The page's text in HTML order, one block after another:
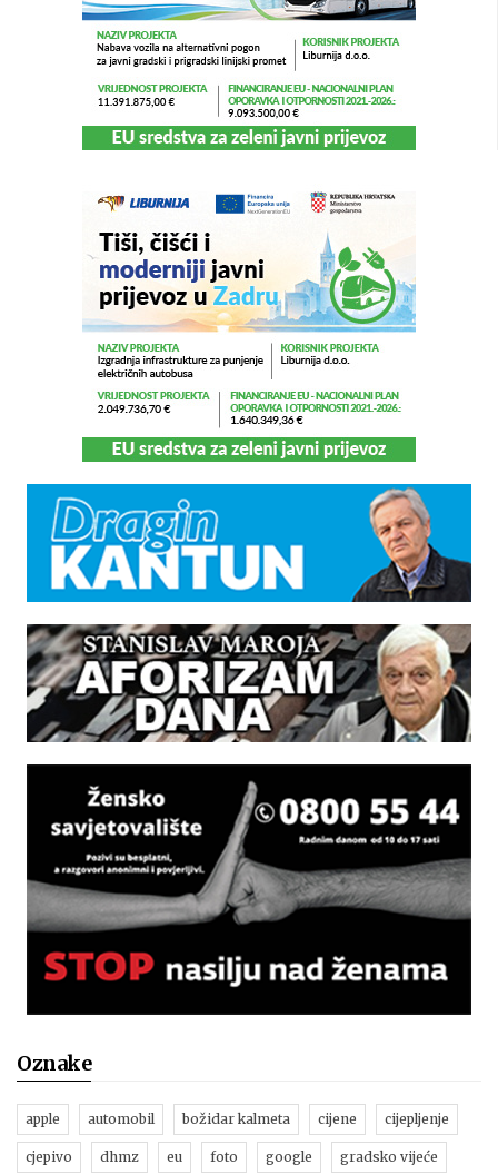
Oznake
apple automobil božidar kalmeta cijene cijepljenje
cjepivo dhmz eu foto google gradsko vijeće